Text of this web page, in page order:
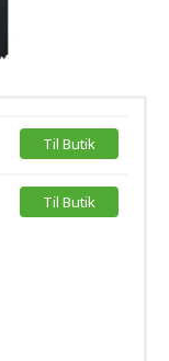
Til Butik
Til Butik